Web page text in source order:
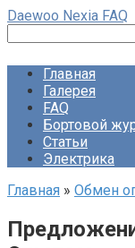
Перейти
контенту
Daewoo Nexia FAQ
Главная
Галерея
FAQ
Бортовой
Статьи
Электрика
Главная » Обмен